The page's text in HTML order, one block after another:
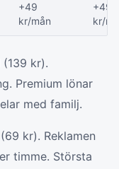
+49
kr/mån
+49
kr/
(139 kr).
Premium lönar
med familj.
kr). Reklamen
timme. Största